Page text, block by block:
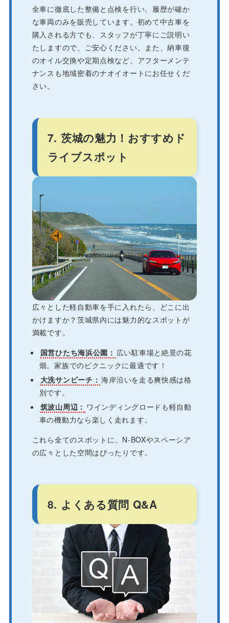
全車に徹底した整備と点検を行い、履歴が確か
な車両のみを販売しています。初めて中古車を
購入される方でも、スタッフが丁寧にご説明い
たしますので、ご安心ください。また、納車後
のオイル交換や定期点検など、アフターメンテ
ナンスも地域密着のナオイオートにお任せくだ
さい。
7. 茨城の魅力！おすすめド
ライブスポット
広々とした軽自動車を手に入れたら、どこに出
かけますか？茨城県内には魅力的なスポットが
満載です。
国営ひたち海浜公園： 広い駐車場と絶景の花
畑。家族でのピクニックに最適です！
大洗サンビーチ： 海岸沿いを走る爽快感は格
別です。
筑波山周辺： ワインディングロードも軽自動
車の機動力なら楽しく走れます。
これら全てのスポットに、N-BOXやスペーシア
の広々とした空間はぴったりです。
8. よくある質問 Q&A